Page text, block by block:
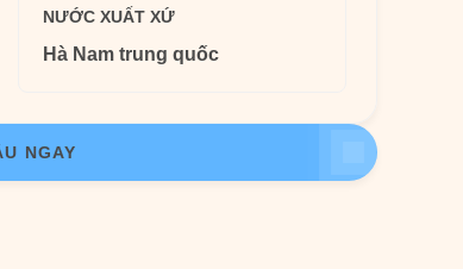
NƯỚC XUẤT XỨ
Hà Nam trung quốc
NGAY